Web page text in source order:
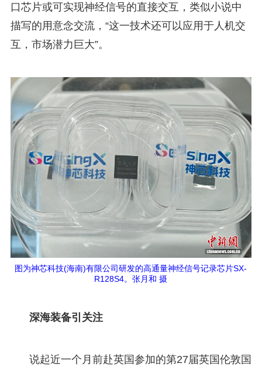
口芯片或可实现神经信号的直接交互，类似小说中
描写的用意念交流，“这一技术还可以应用于人机交
互，市场潜力巨大”。
图为神芯科技(海南)有限公司研发的高通量神经信号记录芯片SX-
R128S4。张月和 摄
深海装备引关注
说起近一个月前赴英国参加的第27届英国伦敦国